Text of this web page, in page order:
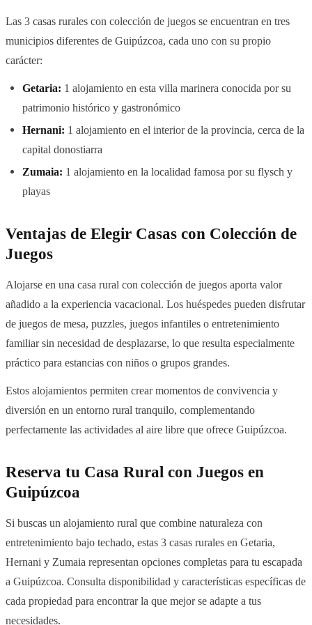
Las 3 casas rurales con colección de juegos se encuentran en tres
municipios diferentes de Guipúzcoa, cada uno con su propio
carácter:
Getaria: 1 alojamiento en esta villa marinera conocida por su
patrimonio histórico y gastronómico
Hernani: 1 alojamiento en el interior de la provincia, cerca de la
capital donostiarra
Zumaia: 1 alojamiento en la localidad famosa por su flysch y
playas
Ventajas de Elegir Casas con Colección de
Juegos
Alojarse en una casa rural con colección de juegos aporta valor
añadido a la experiencia vacacional. Los huéspedes pueden disfrutar
de juegos de mesa, puzzles, juegos infantiles o entretenimiento
familiar sin necesidad de desplazarse, lo que resulta especialmente
práctico para estancias con niños o grupos grandes.
Estos alojamientos permiten crear momentos de convivencia y
diversión en un entorno rural tranquilo, complementando
perfectamente las actividades al aire libre que ofrece Guipúzcoa.
Reserva tu Casa Rural con Juegos en
Guipúzcoa
Si buscas un alojamiento rural que combine naturaleza con
entretenimiento bajo techado, estas 3 casas rurales en Getaria,
Hernani y Zumaia representan opciones completas para tu escapada
a Guipúzcoa. Consulta disponibilidad y características específicas de
cada propiedad para encontrar la que mejor se adapte a tus
necesidades.